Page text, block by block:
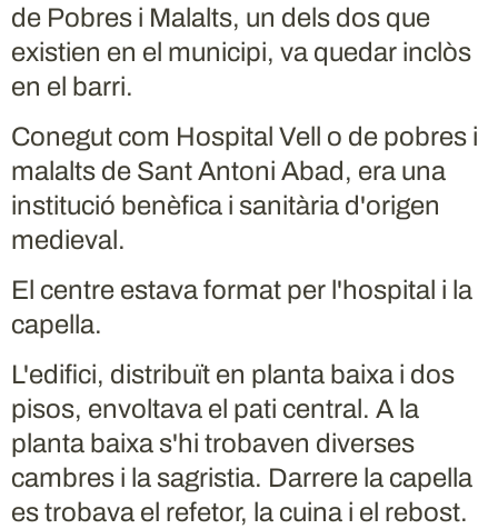
de Pobres i Malalts, un dels dos que
existien en el municipi, va quedar inclòs
en el barri.
Conegut com Hospital Vell o de pobres i
malalts de Sant Antoni Abad, era una
institució benèfica i sanitària d'origen
medieval.
El centre estava format per l'hospital i la
capella.
L'edifici, distribuït en planta baixa i dos
pisos, envoltava el pati central. A la
planta baixa s'hi trobaven diverses
cambres i la sagristia. Darrere la capella
es trobava el refetor, la cuina i el rebost.